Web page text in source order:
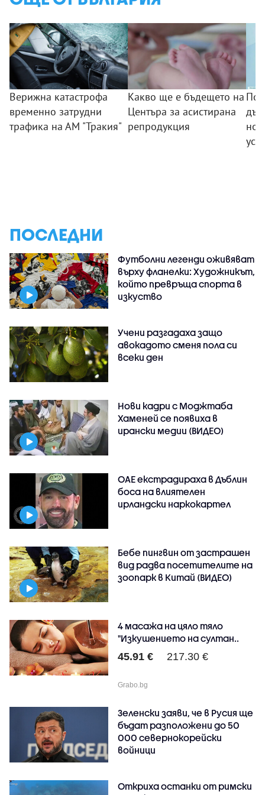
Верижна катастрофа
временно затрудни
трафика на АМ "Тракия"
Какво ще е бъдещето на
Центъра за асистирана
репродукция
ПОСЛЕДНИ
Футболни легенди оживяват
върху фланелки: Художникът,
който превръща спорта в
изкуство
Учени разгадаха защо
авокадото сменя пола си
всеки ден
Нови кадри с Моджтаба
Хаменей се появиха в
ирански медии (ВИДЕО)
ОАЕ екстрадираха в Дъблин
боса на влиятелен
ирландски наркокартел
Бебе пингвин от застрашен
вид радва посетителите на
зоопарк в Китай (ВИДЕО)
4 масажа на цяло тяло
"Изкушението на султан..
45.91 € 217.30 €
Grabo.bg
Зеленски заяви, че в Русия ще
бъдат разположени до 50
000 севернокорейски
войници
Откриха останки от римски